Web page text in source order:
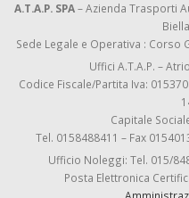
A.T.A.P. SPA– Azienda Trasporti
Sede Legale e Operativa : Corso
Uffici A.T.A.P. –
Codice Fiscale/Partita Iva:
Capitale
Tel. 0158488411 – Fax
Ufficio Noleggi: Tel. 015/
Posta Elettronica